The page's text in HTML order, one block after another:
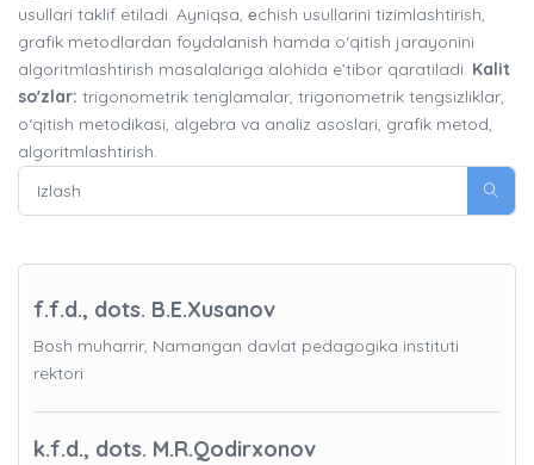
usullari taklif etiladi. Ayniqsa, еchish usullarini tizimlashtirish,
grafik metodlardan foydalanish hamda o‘qitish jarayonini
algoritmlashtirish masalalariga alohida e’tibor qaratiladi. Kalit
so'zlar: trigonometrik tenglamalar, trigonometrik tengsizliklar,
o‘qitish metodikasi, algebra va analiz asoslari, grafik metod,
algoritmlashtirish.
f.f.d., dots. B.E.Xusanov
Bosh muharrir, Namangan davlat pedagogika instituti
rektori
k.f.d., dots. M.R.Qodirxonov